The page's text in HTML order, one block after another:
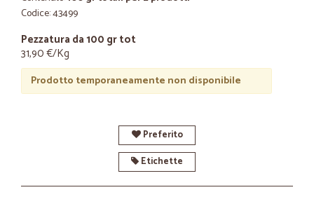
Codice: 43499
Pezzatura da 100 gr tot
31,90 €/Kg
Prodotto temporaneamente non disponibile
Preferito
Etichette